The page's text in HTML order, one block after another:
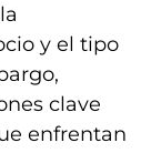
y el tipo
clave
enfrentan